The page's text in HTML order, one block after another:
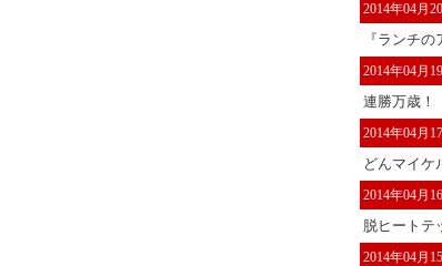
2014年04月
『ランチ
2014年04月
連勝万歳！
2014年04月
どんマイケ
2014年04月
脱ヒートテ
2014年04月